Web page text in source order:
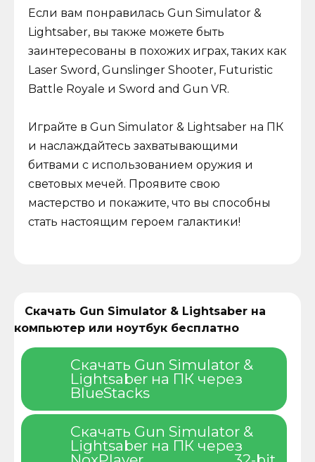
Если вам понравилась Gun Simulator &
Lightsaber, вы также можете быть
заинтересованы в похожих играх, таких как
Laser Sword, Gunslinger Shooter, Futuristic
Battle Royale и Sword and Gun VR.
Играйте в Gun Simulator & Lightsaber на ПК
и наслаждайтесь захватывающими
битвами с использованием оружия и
световых мечей. Проявите свою
мастерство и покажите, что вы способны
стать настоящим героем галактики!
Скачать Gun Simulator & Lightsaber на
компьютер или ноутбук бесплатно
Скачать Gun Simulator &
Lightsaber на ПК через
BlueStacks
Скачать Gun Simulator &
Lightsaber на ПК через